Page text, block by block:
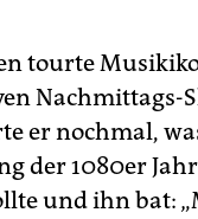
tourte
Nachmittags-
er nochmal,
der 1080er
und ihn bat: